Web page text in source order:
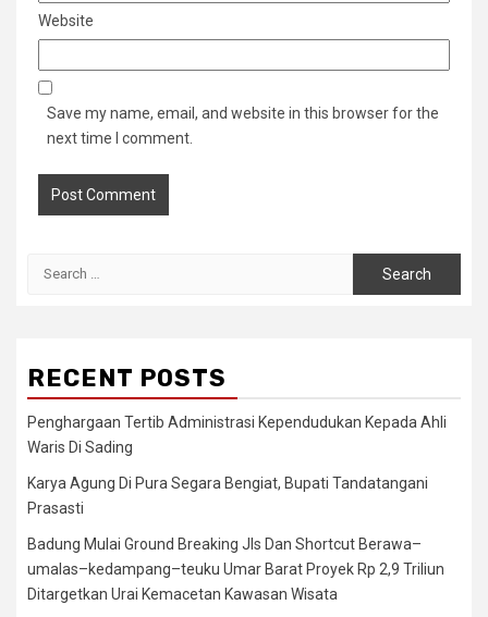
Website
Save my name, email, and website in this browser for the
next time I comment.
RECENT POSTS
Penghargaan Tertib Administrasi Kependudukan Kepada Ahli
Waris Di Sading
Karya Agung Di Pura Segara Bengiat, Bupati Tandatangani
Prasasti
Badung Mulai Ground Breaking Jls Dan Shortcut Berawa–
umalas–kedampang–teuku Umar Barat Proyek Rp 2,9 Triliun
Ditargetkan Urai Kemacetan Kawasan Wisata